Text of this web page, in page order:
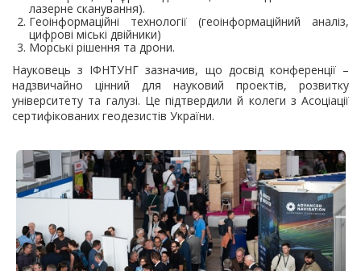
лазерне сканування).
Геоінформаційні технології (геоінформаційний аналіз,
цифрові міські двійники)
Морські рішення та дрони.
Науковець з ІФНТУНГ зазначив, що досвід конференції –
надзвичайно цінний для науковий проектів, розвитку
університету та галузі. Це підтвердили й колеги з Асоціації
сертифікованих геодезистів України.